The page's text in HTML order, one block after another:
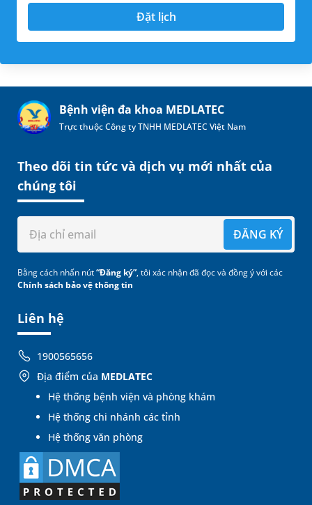
Đặt lịch
Bệnh viện đa khoa MEDLATEC
Trực thuộc Công ty TNHH MEDLATEC Việt Nam
Liên hệ
1900565656
Địa điểm của MEDLATEC
Hệ thống bệnh viện và phòng khám
Hệ thống chi nhánh các tỉnh
Hệ thống văn phòng
Theo dõi tin tức và dịch vụ mới nhất của
chúng tôi
ĐĂNG KÝ
Bằng cách nhấn nút“Đăng ký”, tôi xác nhận đã đọc và đồng ý với các
Chính sách bảo vệ thông tin